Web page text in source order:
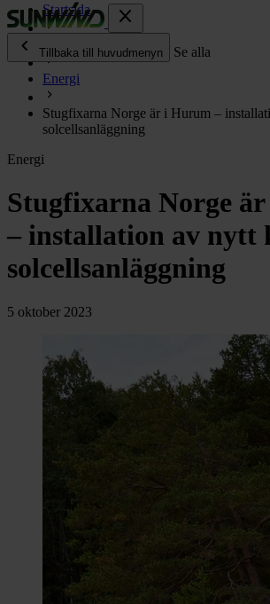
close
chevron_left
Tillbaka till huvudmenyn Se alla
Energi
Kök & Gasol chevron_right
Toalett chevron_right
Grill & Fritid chevron_right
Lacanche
chevron_right
Startsida
Energi
Stugfixarna Norge är i Hurum –
solcellsanläggning
Energi
Stugfixarna Norge
– installation av nytt
solcellsanläggning
5 oktober 2023